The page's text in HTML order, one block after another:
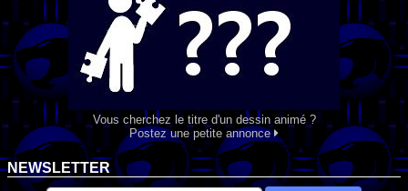
Vous cherchez le titre d'un dessin animé ?
Postez une petite annonce
NEWSLETTER